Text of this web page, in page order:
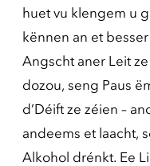
huet vu klengem u
kënnen an et
Angscht aner Leit
dozou, seng Paus
d’Déift ze zéien –
andeems et laacht,
Alkohol drénkt. Ee